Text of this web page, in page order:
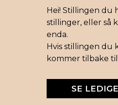
Hei! Stillingen du
stillinger, eller så
enda.
Hvis stillingen du
kommer tilbake
SE